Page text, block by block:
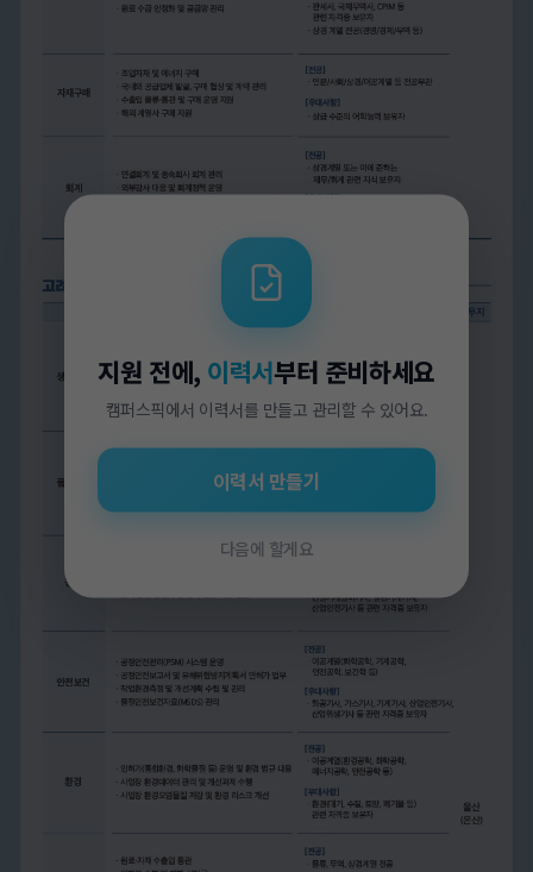
지원 전에, 이력서부터 준비하세요
캠퍼스픽에서 이력서를 만들고 관리할 수 있어요.
이력서 만들기
다음에 할게요